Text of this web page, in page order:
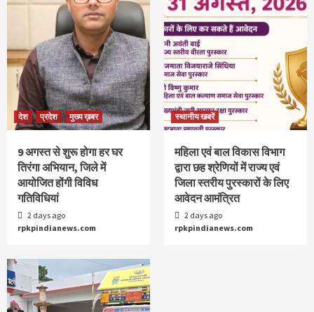
देश प्रदेश मुख्य ख़बर
9 अगस्‍त से शुरू होगा हर घर
तिरंगा अभियान, जिले में
आयोजित होंगी विविध
गतिविधियां
2 days ago
rpkpindianews.com
स्थानीय खबरें
महिला एवं बाल विकास विभाग
द्वारा छह श्रेणियों में राज्य एवं
जिला स्तरीय पुरस्कारों के लिए
आवेदन आमंत्रित
2 days ago
rpkpindianews.com